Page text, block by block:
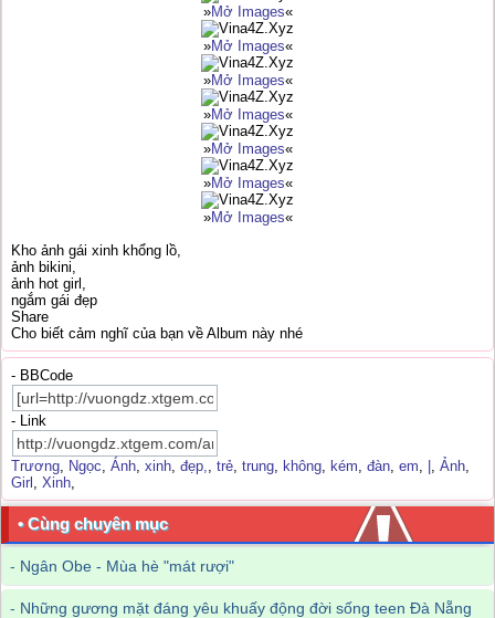
»Mở Images«
»Mở Images«
»Mở Images«
»Mở Images«
»Mở Images«
»Mở Images«
»Mở Images«
Kho ảnh gái xinh khổng lồ,
ảnh bikini,
ảnh hot girl,
ngắm gái đẹp
Share
Cho biết cảm nghĩ của bạn về Album này nhé
- BBCode
- Link
Trương, Ngọc, Ánh, xinh, đẹp,, trẻ, trung, không, kém, đàn, em, , Ảnh,
Girl , Xinh,
• Cùng chuyên mục
- Ngân Obe - Mùa hè "mát rượi"
- Những gương mặt đáng yêu khuấy động đời sống teen Đà Nẵng